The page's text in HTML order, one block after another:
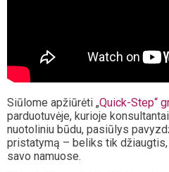
Siūlome apžiūrėti „Quick-Step“
parduotuvėje, kurioje
nuotoliniu būdu, pasiūlys
pristatymą – beliks tik
savo namuose.